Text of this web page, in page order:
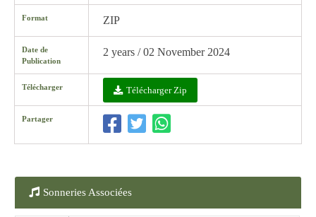
Format ZIP
Date de
Publication
2 years / 02 November 2024
Télécharger Télécharger Zip
Partager
Sonneries Associées